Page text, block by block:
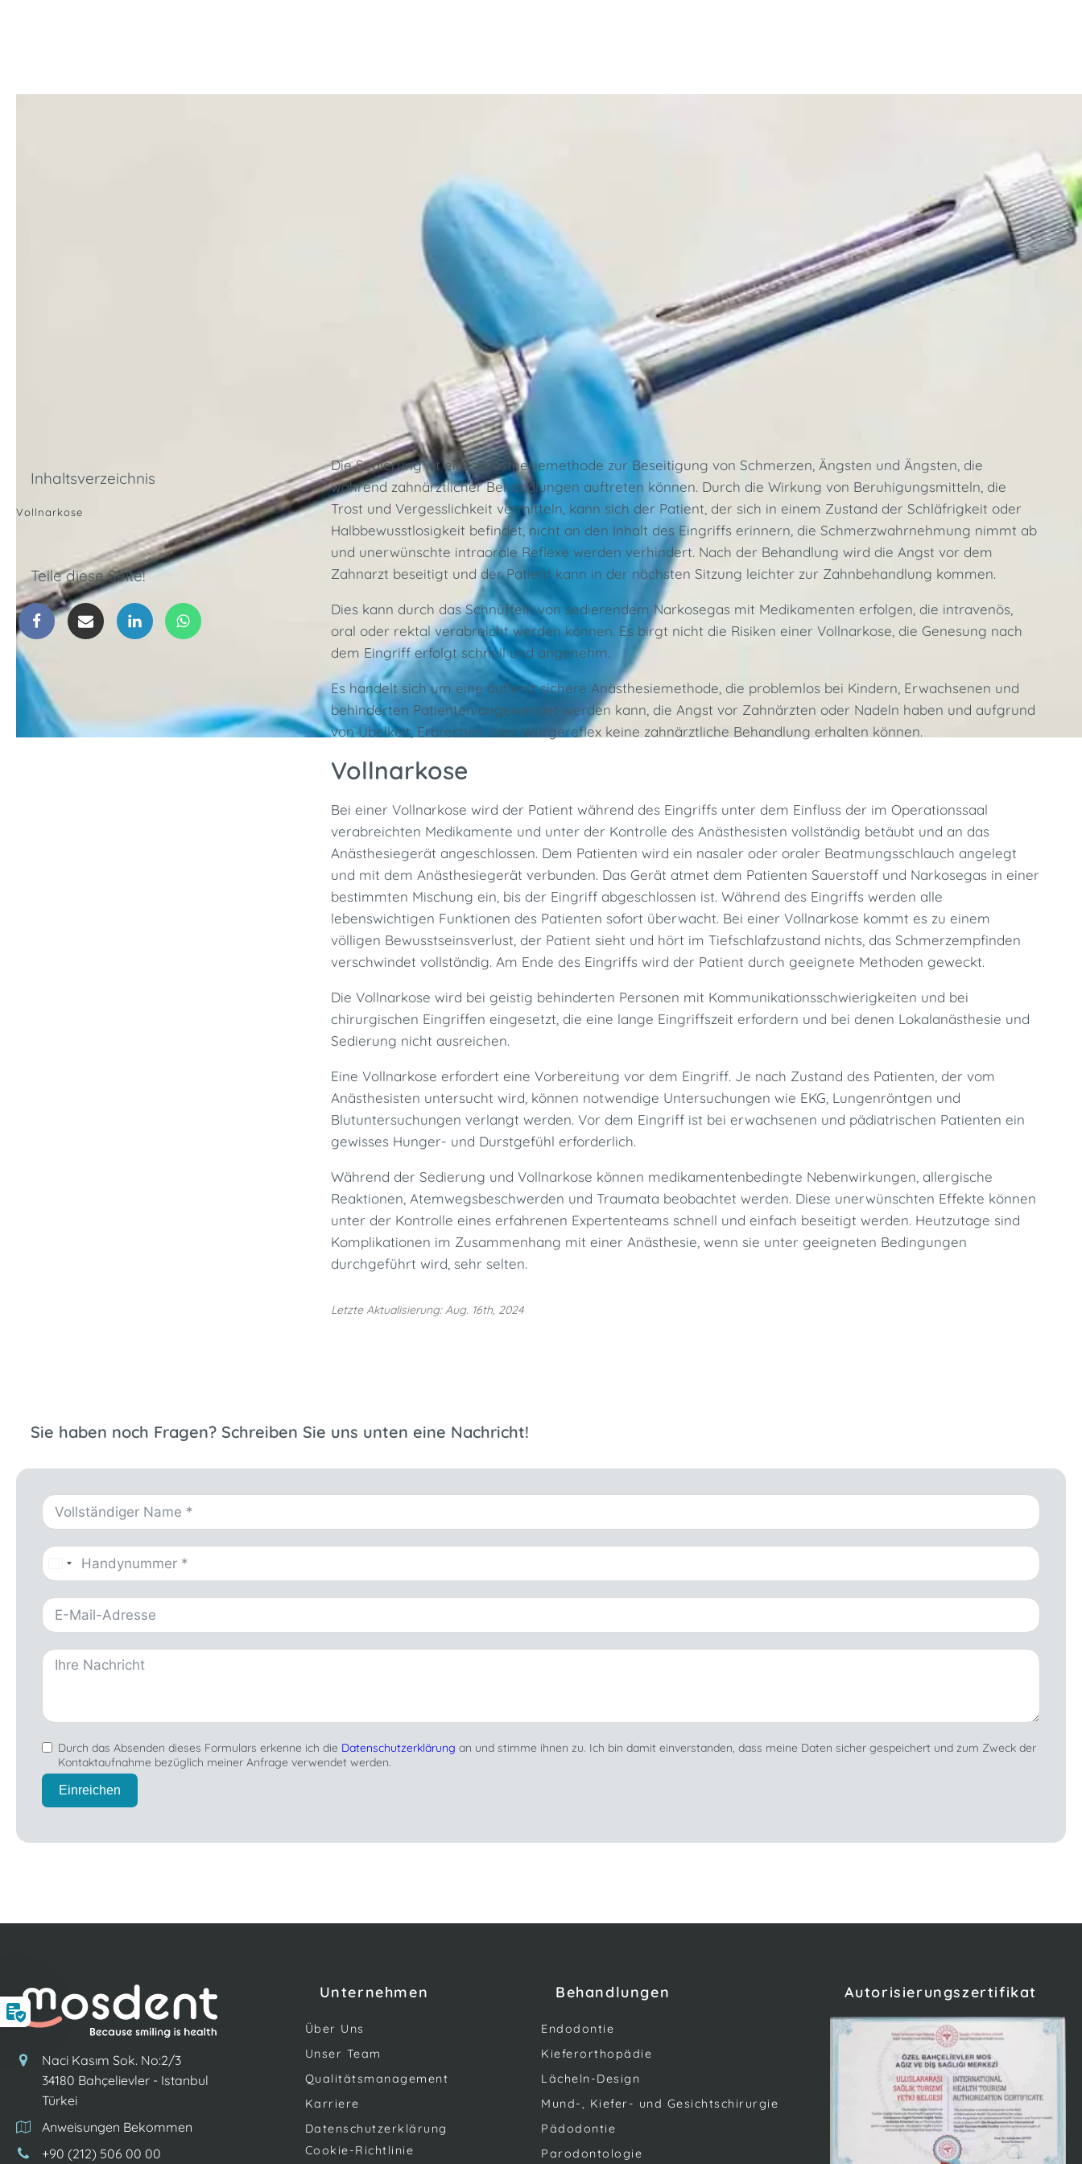
Inhaltsverzeichnis
Vollnarkose
Teile diese Seite!
Die Sedierung ist eine Anästhesiemethode zur Beseitigung von Schmerzen, Ängsten und Ängsten, die
während zahnärztlicher Behandlungen auftreten können. Durch die Wirkung von Beruhigungsmitteln, die
Trost und Vergesslichkeit vermitteln, kann sich der Patient, der sich in einem Zustand der Schläfrigkeit oder
Halbbewusstlosigkeit befindet, nicht an den Inhalt des Eingriffs erinnern, die Schmerzwahrnehmung nimmt ab
und unerwünschte intraorale Reflexe werden verhindert. Nach der Behandlung wird die Angst vor dem
Zahnarzt beseitigt und der Patient kann in der nächsten Sitzung leichter zur Zahnbehandlung kommen.
Dies kann durch das Schnüffeln von sedierendem Narkosegas mit Medikamenten erfolgen, die intravenös,
oral oder rektal verabreicht werden können. Es birgt nicht die Risiken einer Vollnarkose, die Genesung nach
dem Eingriff erfolgt schnell und angenehm.
Es handelt sich um eine äußerst sichere Anästhesiemethode, die problemlos bei Kindern, Erwachsenen und
behinderten Patienten angewendet werden kann, die Angst vor Zahnärzten oder Nadeln haben und aufgrund
von Übelkeit, Erbrechen oder Würgereflex keine zahnärztliche Behandlung erhalten können.
Vollnarkose
Bei einer Vollnarkose wird der Patient während des Eingriffs unter dem Einfluss der im Operationssaal
verabreichten Medikamente und unter der Kontrolle des Anästhesisten vollständig betäubt und an das
Anästhesiegerät angeschlossen. Dem Patienten wird ein nasaler oder oraler Beatmungsschlauch angelegt
und mit dem Anästhesiegerät verbunden. Das Gerät atmet dem Patienten Sauerstoff und Narkosegas in einer
bestimmten Mischung ein, bis der Eingriff abgeschlossen ist. Während des Eingriffs werden alle
lebenswichtigen Funktionen des Patienten sofort überwacht. Bei einer Vollnarkose kommt es zu einem
völligen Bewusstseinsverlust, der Patient sieht und hört im Tiefschlafzustand nichts, das Schmerzempfinden
verschwindet vollständig. Am Ende des Eingriffs wird der Patient durch geeignete Methoden geweckt.
Die Vollnarkose wird bei geistig behinderten Personen mit Kommunikationsschwierigkeiten und bei
chirurgischen Eingriffen eingesetzt, die eine lange Eingriffszeit erfordern und bei denen Lokalanästhesie und
Sedierung nicht ausreichen.
Eine Vollnarkose erfordert eine Vorbereitung vor dem Eingriff. Je nach Zustand des Patienten, der vom
Anästhesisten untersucht wird, können notwendige Untersuchungen wie EKG, Lungenröntgen und
Blutuntersuchungen verlangt werden. Vor dem Eingriff ist bei erwachsenen und pädiatrischen Patienten ein
gewisses Hunger- und Durstgefühl erforderlich.
Während der Sedierung und Vollnarkose können medikamentenbedingte Nebenwirkungen, allergische
Reaktionen, Atemwegsbeschwerden und Traumata beobachtet werden. Diese unerwünschten Effekte können
unter der Kontrolle eines erfahrenen Expertenteams schnell und einfach beseitigt werden. Heutzutage sind
Komplikationen im Zusammenhang mit einer Anästhesie, wenn sie unter geeigneten Bedingungen
durchgeführt wird, sehr selten.
Letzte Aktualisierung: Aug. 16th, 2024
Sie haben noch Fragen? Schreiben Sie uns unten eine Nachricht!
Durch das Absenden dieses Formulars erkenne ich die Datenschutzerklärung an und stimme ihnen zu. Ich bin damit einverstanden, dass meine Daten sicher gespeichert und zum Zweck der
Kontaktaufnahme bezüglich meiner Anfrage verwendet werden.
Einreichen
Naci Kasım Sok. No:2/3
34180 Bahçelievler - Istanbul
Türkei
Anweisungen Bekommen
+90 (212) 506 00 00
Unternehmen
Über Uns
Unser Team
Qualitätsmanagement
Karriere
Datenschutzerklärung
Cookie-Richtlinie
Behandlungen
Endodontie
Kieferorthopädie
Lächeln-Design
Mund-, Kiefer- und Gesichtschirurgie
Pädodontie
Parodontologie
Autorisierungszertifikat